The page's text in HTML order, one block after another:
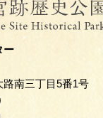
ー
南三丁目5番1号